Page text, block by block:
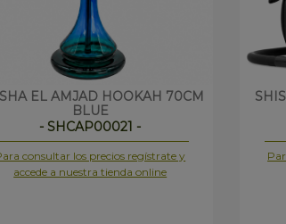
EL AMJAD HOOKAH 70CM
BLUE
- SHCAP00021 -
consultar los precios regístrate y
accede a nuestra tienda online